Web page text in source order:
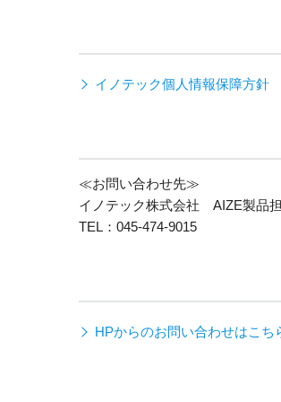
イノテック個人情報保障方針
≪お問い合わせ先≫
イノテック株式会社 AIZE製品
TEL：045-474-9015
HPからのお問い合わせはこち